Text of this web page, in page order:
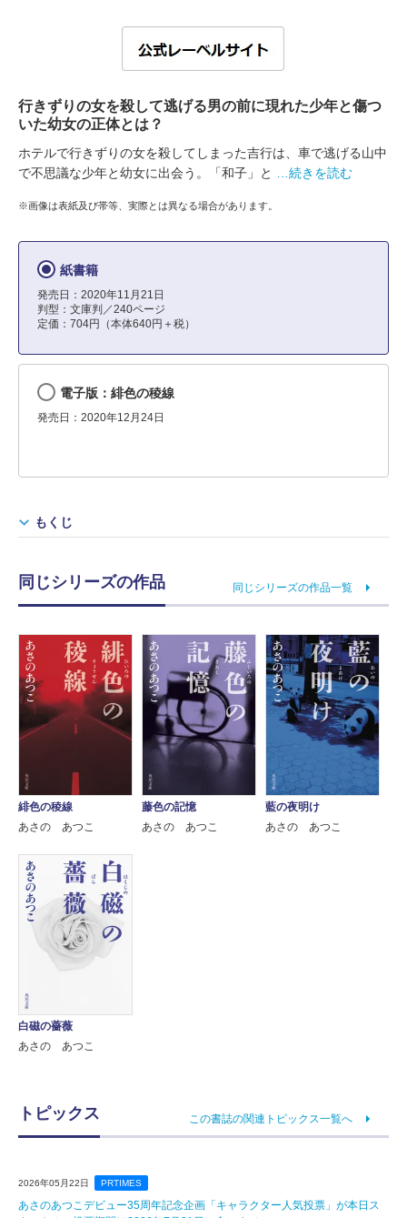
行きずりの女を殺して逃げる男の前に現れた少年と傷つ
いた幼女の正体とは？
ホテルで行きずりの女を殺してしまった吉行は、車で逃げる山中
で不思議な少年と幼女に出会う。「和子」と
…続きを読む
※画像は表紙及び帯等、実際とは異なる場合があります。
紙書籍
発売日：2020年11月21日
判型：文庫判／240ページ
定価：704円（本体640円＋税）
電子版：緋色の稜線
発売日：2020年12月24日
もくじ
同じシリーズの作品 同じシリーズの作品一覧
緋色の稜線
あさの あつこ
藤色の記憶
あさの あつこ
藍の夜明け
あさの あつこ
白磁の薔薇
あさの あつこ
トピックス この書誌の関連トピックス一覧へ
2026年05月22日 PRTIMES
あさのあつこデビュー35周年記念企画「キャラクター人気投票」が本日ス